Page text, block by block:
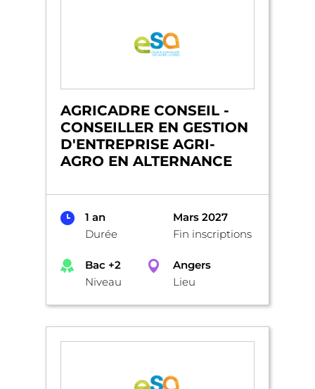
AGRICADRE CONSEIL -
CONSEILLER EN GESTION
D'ENTREPRISE AGRI-
AGRO EN ALTERNANCE
1 an
Durée
Mars 2027
Fin inscriptions
Bac +2
Niveau
Angers
Lieu